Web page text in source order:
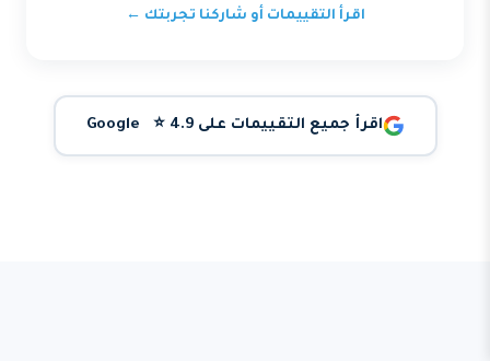
اقرأ التقييمات أو شاركنا تجربتك ←
اقرأ جميع التقييمات على Google ⭐ 4.9